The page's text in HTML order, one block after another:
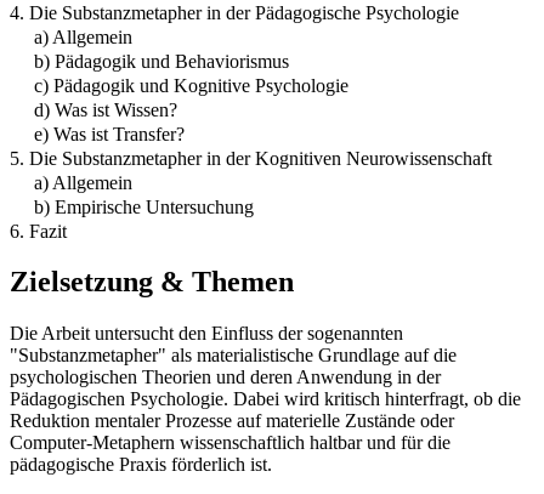
4. Die Substanzmetapher in der Pädagogische Psychologie
a) Allgemein
b) Pädagogik und Behaviorismus
c) Pädagogik und Kognitive Psychologie
d) Was ist Wissen?
e) Was ist Transfer?
5. Die Substanzmetapher in der Kognitiven Neurowissenschaft
a) Allgemein
b) Empirische Untersuchung
6. Fazit
Zielsetzung & Themen
Die Arbeit untersucht den Einfluss der sogenannten
"Substanzmetapher" als materialistische Grundlage auf die
psychologischen Theorien und deren Anwendung in der
Pädagogischen Psychologie. Dabei wird kritisch hinterfragt, ob die
Reduktion mentaler Prozesse auf materielle Zustände oder
Computer-Metaphern wissenschaftlich haltbar und für die
pädagogische Praxis förderlich ist.